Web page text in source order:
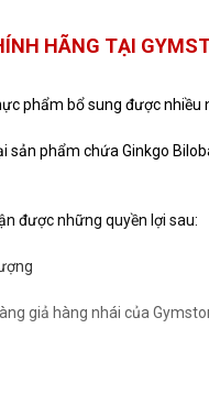
HÃNG TẠI
phẩm bổ sung được nhiều
phẩm chứa Ginkgo
được những quyền lợi sau:
giả hàng nhái của